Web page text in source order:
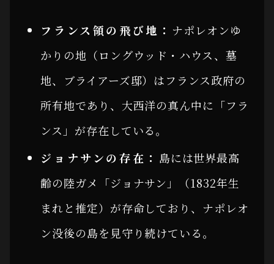
フランス領の飛び地： ナポレオンゆ
かりの地（ロングウッド・ハウス、墓
地、ブライアーズ邸）はフランス政府の
所有地であり、大西洋の真ん中に「フラ
ンス」が存在している。
ジョナサンの存在： 島には世界最高
齢の陸ガメ「ジョナサン」（1832年生
まれと推定）が存命しており、ナポレオ
ン没後の島を見守り続けている。